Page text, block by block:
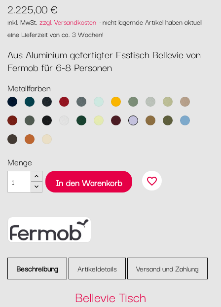
2.225,00 €
inkl. MwSt. zzgl. Versandkosten nicht lagernde Artikel haben aktuell
eine Lieferzeit von ca. 3 Wochen!
Aus Aluminium gefertigter Esstisch Bellevie von
Fermob für 6-8 Personen
Metallfarben
AbyssblauAcapulcoblau
Anthrazit
Chili Gewittergrau
Gletscherminze
HonigKaktusLehmgrau
LindgrünMuskat
OckerRosmarin
Lakritz Baumwollweiß
Zederngrün
Zitronensorbet
Schwarzkirsche
Marshmallo
Lebkuchen
PestoMaya
TonkaKandierte
Latte-
Menge
In den Warenkorb
favorite_border
Beschreibung Artikeldetails Versand und Zahlung
Bellevie Tisch